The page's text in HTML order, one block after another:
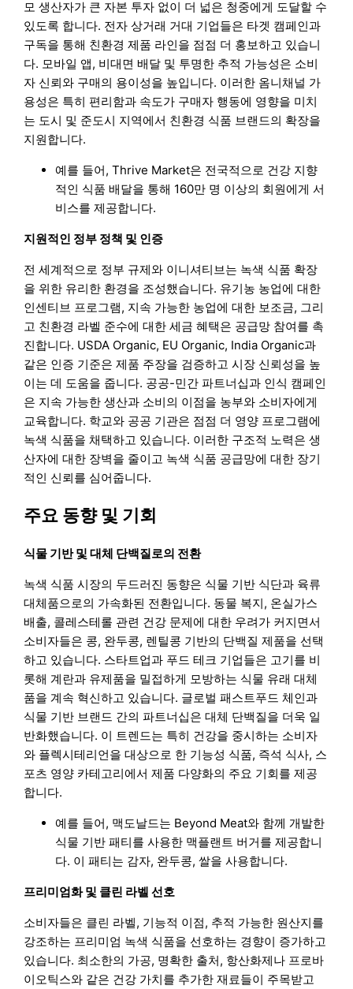
모 생산자가 큰 자본 투자 없이 더 넓은 청중에게 도달할 수
있도록 합니다. 전자 상거래 거대 기업들은 타겟 캠페인과
구독을 통해 친환경 제품 라인을 점점 더 홍보하고 있습니
다. 모바일 앱, 비대면 배달 및 투명한 추적 가능성은 소비
자 신뢰와 구매의 용이성을 높입니다. 이러한 옴니채널 가
용성은 특히 편리함과 속도가 구매자 행동에 영향을 미치
는 도시 및 준도시 지역에서 친환경 식품 브랜드의 확장을
지원합니다.
예를 들어, Thrive Market은 전국적으로 건강 지향
적인 식품 배달을 통해 160만 명 이상의 회원에게 서
비스를 제공합니다.
지원적인 정부 정책 및 인증
전 세계적으로 정부 규제와 이니셔티브는 녹색 식품 확장
을 위한 유리한 환경을 조성했습니다. 유기농 농업에 대한
인센티브 프로그램, 지속 가능한 농업에 대한 보조금, 그리
고 친환경 라벨 준수에 대한 세금 혜택은 공급망 참여를 촉
진합니다. USDA Organic, EU Organic, India Organic과
같은 인증 기준은 제품 주장을 검증하고 시장 신뢰성을 높
이는 데 도움을 줍니다. 공공-민간 파트너십과 인식 캠페인
은 지속 가능한 생산과 소비의 이점을 농부와 소비자에게
교육합니다. 학교와 공공 기관은 점점 더 영양 프로그램에
녹색 식품을 채택하고 있습니다. 이러한 구조적 노력은 생
산자에 대한 장벽을 줄이고 녹색 식품 공급망에 대한 장기
적인 신뢰를 심어줍니다.
주요 동향 및 기회
식물 기반 및 대체 단백질로의 전환
녹색 식품 시장의 두드러진 동향은 식물 기반 식단과 육류
대체품으로의 가속화된 전환입니다. 동물 복지, 온실가스
배출, 콜레스테롤 관련 건강 문제에 대한 우려가 커지면서
소비자들은 콩, 완두콩, 렌틸콩 기반의 단백질 제품을 선택
하고 있습니다. 스타트업과 푸드 테크 기업들은 고기를 비
롯해 계란과 유제품을 밀접하게 모방하는 식물 유래 대체
품을 계속 혁신하고 있습니다. 글로벌 패스트푸드 체인과
식물 기반 브랜드 간의 파트너십은 대체 단백질을 더욱 일
반화했습니다. 이 트렌드는 특히 건강을 중시하는 소비자
와 플렉시테리언을 대상으로 한 기능성 식품, 즉석 식사, 스
포츠 영양 카테고리에서 제품 다양화의 주요 기회를 제공
합니다.
예를 들어, 맥도날드는 Beyond Meat와 함께 개발한
식물 기반 패티를 사용한 맥플랜트 버거를 제공합니
다. 이 패티는 감자, 완두콩, 쌀을 사용합니다.
프리미엄화 및 클린 라벨 선호
소비자들은 클린 라벨, 기능적 이점, 추적 가능한 원산지를
강조하는 프리미엄 녹색 식품을 선호하는 경향이 증가하고
있습니다. 최소한의 가공, 명확한 출처, 항산화제나 프로바
이오틱스와 같은 건강 가치를 추가한 재료들이 주목받고